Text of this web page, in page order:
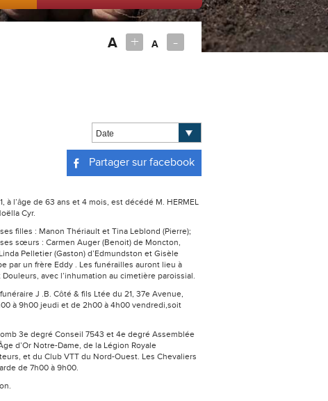
A + A -
Partager sur facebook
à l’âge de 63 ans et 4 mois, est décédé M. HERMEL
Cyr.
filles : Manon Thériault et Tina Leblond (Pierre);
sœurs : Carmen Auger (Benoit) de Moncton,
Pelletier (Gaston) d’Edmundston et Gisèle
par un frère Eddy . Les funérailles auront lieu à
avec l’inhumation au cimetière paroissial.
J .B. Côté & fils Ltée du 21, 37e Avenue,
à 9h00 jeudi et de 2h00 à 4h00 vendredi,soit
3e degré Conseil 7543 et 4e degré Assemblée
d’Or Notre-Dame, de la Légion Royale
et du Club VTT du Nord-Ouest. Les Chevaliers
de 7h00 à 9h00.